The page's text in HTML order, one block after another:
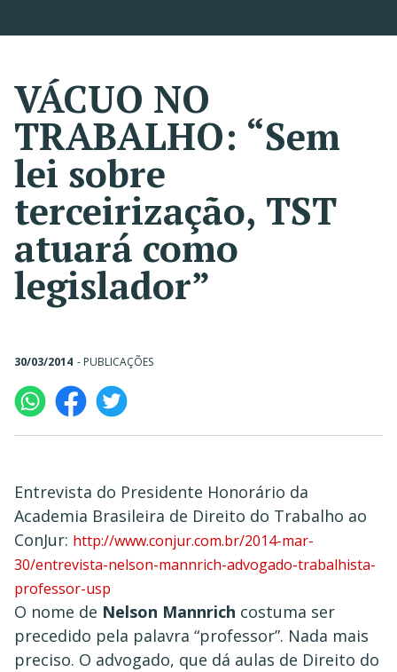
VÁCUO NO
TRABALHO: “Sem
lei sobre
terceirização, TST
atuará como
legislador”
30/03/2014 - PUBLICAÇÕES
Entrevista do Presidente Honorário da
Academia Brasileira de Direito do Trabalho ao
ConJur: http://www.conjur.com.br/2014-mar-
30/entrevista-nelson-mannrich-advogado-trabalhista-
professor-usp
O nome de Nelson Mannrich costuma ser
precedido pela palavra “professor”. Nada mais
preciso. O advogado, que dá aulas de Direito do